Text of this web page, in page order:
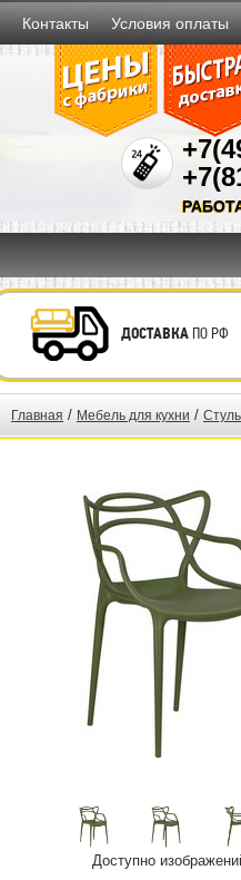
Контакты Условия оплаты
ДОСТАВКАПО РФ
Главная / Мебель для кухни /
Доступно